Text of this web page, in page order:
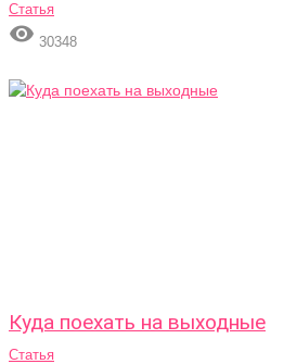
Статья
 30348
Куда поехать на выходные
Статья